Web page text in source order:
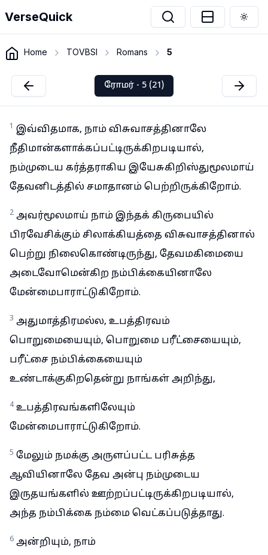
VerseQuick
Home TOVBSI Romans 5
ரோமர் - 5 (21)
1 இவ்விதமாக, நாம் விசுவாசத்தினாலே
நீதிமான்களாக்கப்பட்டிருக்கிறபடியால்,
நம்முடைய கர்த்தராகிய இயேசுகிறிஸ்துமூலமாய்
தேவனிடத்தில் சமாதானம் பெற்றிருக்கிறோம்.
2 அவர்மூலமாய் நாம் இந்தக் கிருபையில்
பிரவேசிக்கும் சிலாக்கியத்தை விசுவாசத்தினால்
பெற்று நிலைகொண்டிருந்து, தேவமகிமையை
அடைவோமென்கிற நம்பிக்கையினாலே
மேன்மைபாராட்டுகிறோம்.
3 அதுமாத்திரமல்ல, உபத்திரவம்
பொறுமையையும், பொறுமை பரீட்சையையும்,
பரீட்சை நம்பிக்கையையும்
உண்டாக்குகிறதென்று நாங்கள் அறிந்து,
4 உபத்திரவங்களிலேயும்
மேன்மைபாராட்டுகிறோம்.
5 மேலும் நமக்கு அருளப்பட்ட பரிசுத்த
ஆவியினாலே தேவ அன்பு நம்முடைய
இருதயங்களில் ஊற்றப்பட்டிருக்கிறபடியால்,
அந்த நம்பிக்கை நம்மை வெட்கப்படுத்தாது.
6 அன்றியும், நாம்